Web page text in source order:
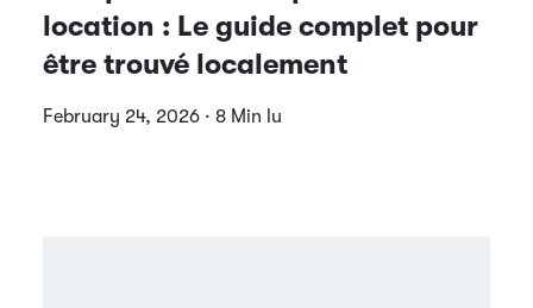
location : Le guide complet pour
être trouvé localement
February 24, 2026 · 8 Min lu